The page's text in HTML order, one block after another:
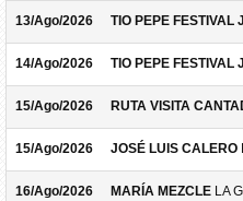
13/Ago/2026 TIO PEPE FESTIVAL
14/Ago/2026 TIO PEPE FESTIVAL
15/Ago/2026 RUTA VISITA
15/Ago/2026 JOSÉ LUIS CALERO
16/Ago/2026 MARÍA MEZCLE LA